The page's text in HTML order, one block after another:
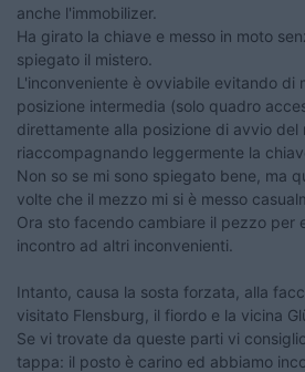
anche l'immobilizer.
Ha girato la chiave e messo in moto
spiegato il mistero.
L'inconveniente è ovviabile evitando di
posizione intermedia (solo quadro
direttamente alla posizione di avvio del
riaccompagnando leggermente la
Non so se mi sono spiegato bene, ma
volte che il mezzo mi si è messo
Ora sto facendo cambiare il pezzo per
incontro ad altri inconvenienti.
Intanto, causa la sosta forzata, alla
visitato Flensburg, il fiordo e la vicina
Se vi trovate da queste parti vi
tappa: il posto è carino ed abbiamo